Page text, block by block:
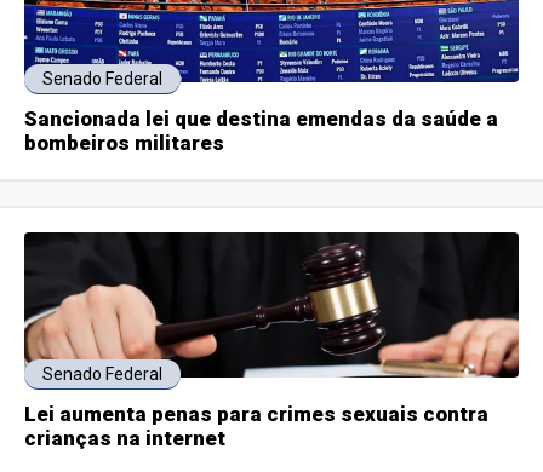
Senado Federal
Sancionada lei que destina emendas da saúde a
bombeiros militares
Senado Federal
Lei aumenta penas para crimes sexuais contra
crianças na internet